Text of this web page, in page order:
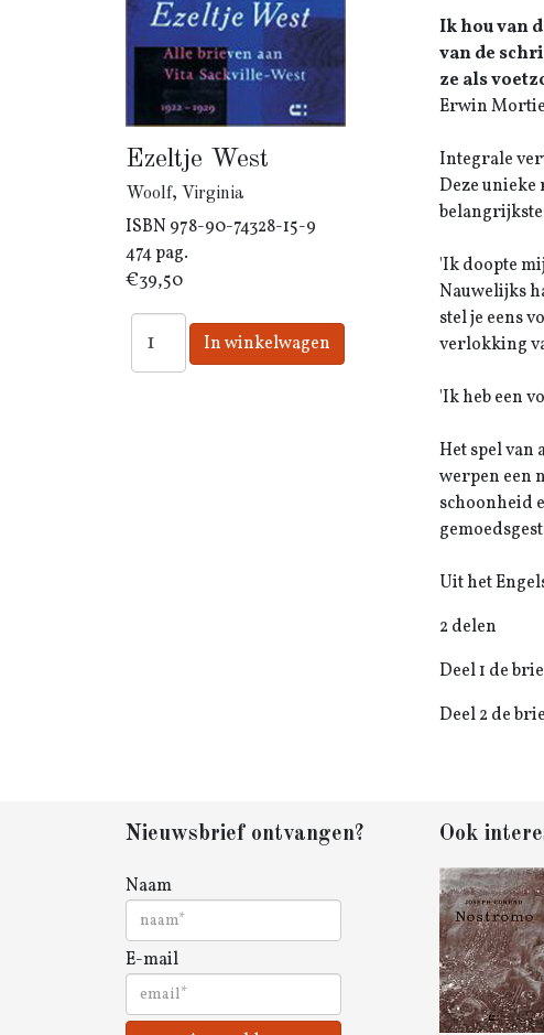
Ezeltje West
Woolf, Virginia
ISBN 978-90-74328-15-9
474 pag.
€39,50
Ik hou van
van de
ze als
Erwin
Integrale
Deze unieke
'Ik doopte
Nauwelijks
stel je eens
verlokking
'Ik heb een
Het spel van
werpen een
schoonheid
Uit het
2 delen
Deel 1 de
Deel 2 de
Nieuwsbrief ontvangen?
Naam
E-mail
Ook